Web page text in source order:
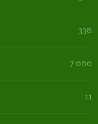
338
7 666
11